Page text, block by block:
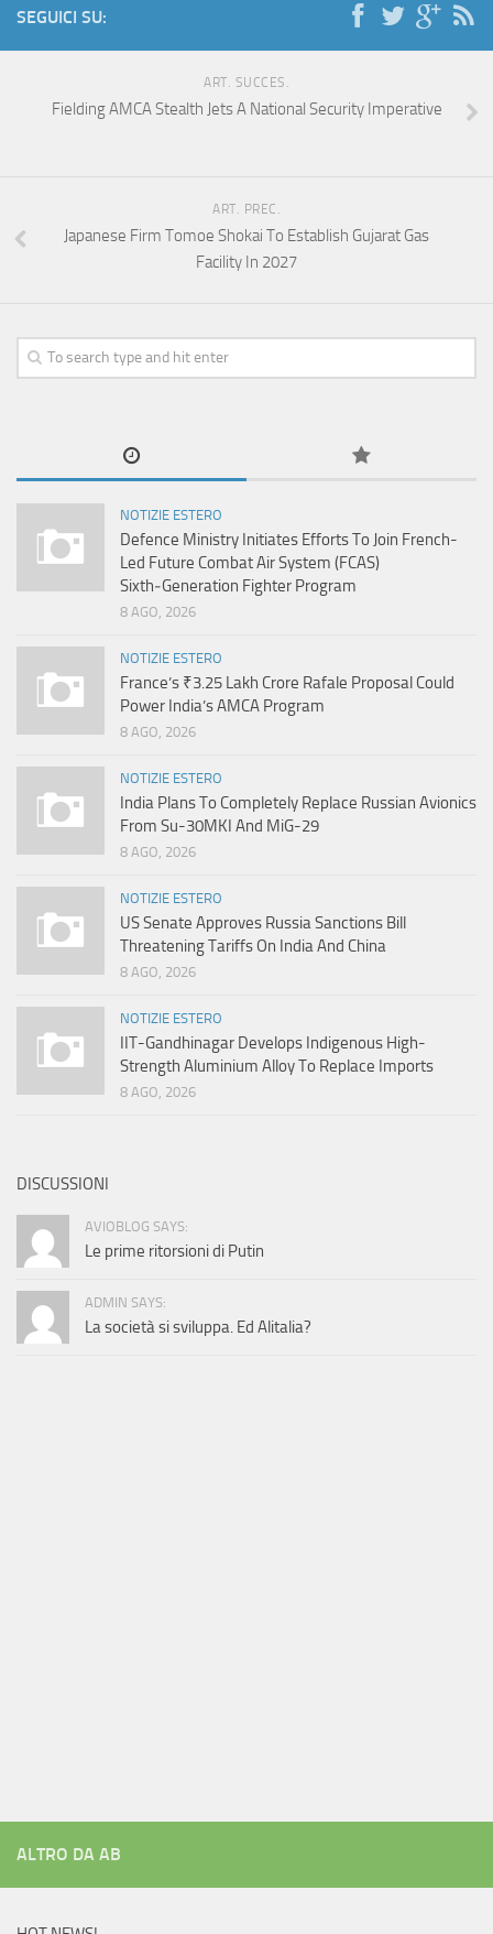
SEGUICI SU:
ART. SUCCES.
Fielding AMCA Stealth Jets A National Security Imperative
ART. PREC.
Japanese Firm Tomoe Shokai To Establish Gujarat Gas
Facility In 2027
NOTIZIE ESTERO
Defence Ministry Initiates Efforts To Join French-
Led Future Combat Air System (FCAS)
Sixth‑Generation Fighter Program
8 AGO, 2026
NOTIZIE ESTERO
France’s ₹3.25 Lakh Crore Rafale Proposal Could
Power India’s AMCA Program
8 AGO, 2026
NOTIZIE ESTERO
India Plans To Completely Replace Russian Avionics
From Su-30MKI And MiG-29
8 AGO, 2026
NOTIZIE ESTERO
US Senate Approves Russia Sanctions Bill
Threatening Tariffs On India And China
8 AGO, 2026
NOTIZIE ESTERO
IIT-Gandhinagar Develops Indigenous High-
Strength Aluminium Alloy To Replace Imports
8 AGO, 2026
DISCUSSIONI
AVIOBLOG SAYS:
Le prime ritorsioni di Putin
ADMIN SAYS:
La società si sviluppa. Ed Alitalia?
ALTRO DA AB